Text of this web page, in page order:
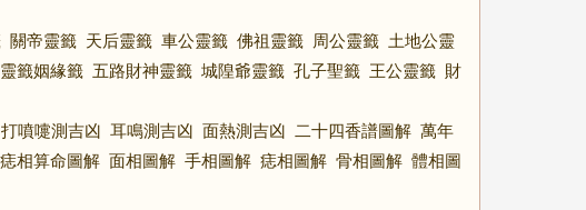
關帝靈籤 天后靈籤 車公靈籤 佛祖靈籤 周公靈籤 土地公靈
籤姻緣籤 五路財神靈籤 城隍爺靈籤 孔子聖籤 王公靈籤 財
打噴嚏測吉凶 耳鳴測吉凶 面熱測吉凶 二十四香譜圖解 萬年
痣相算命圖解 面相圖解 手相圖解 痣相圖解 骨相圖解 體相圖